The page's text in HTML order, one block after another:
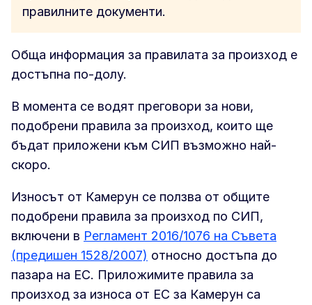
правилните документи.
Обща информация за правилата за произход е
достъпна по-долу.
В момента се водят преговори за нови,
подобрени правила за произход, които ще
бъдат приложени към СИП възможно най-
скоро.
Износът от Камерун се ползва от общите
подобрени правила за произход по СИП,
включени в Регламент 2016/1076 на Съвета
(предишен 1528/2007) относно достъпа до
пазара на ЕС. Приложимите правила за
произход за износа от ЕС за Камерун са